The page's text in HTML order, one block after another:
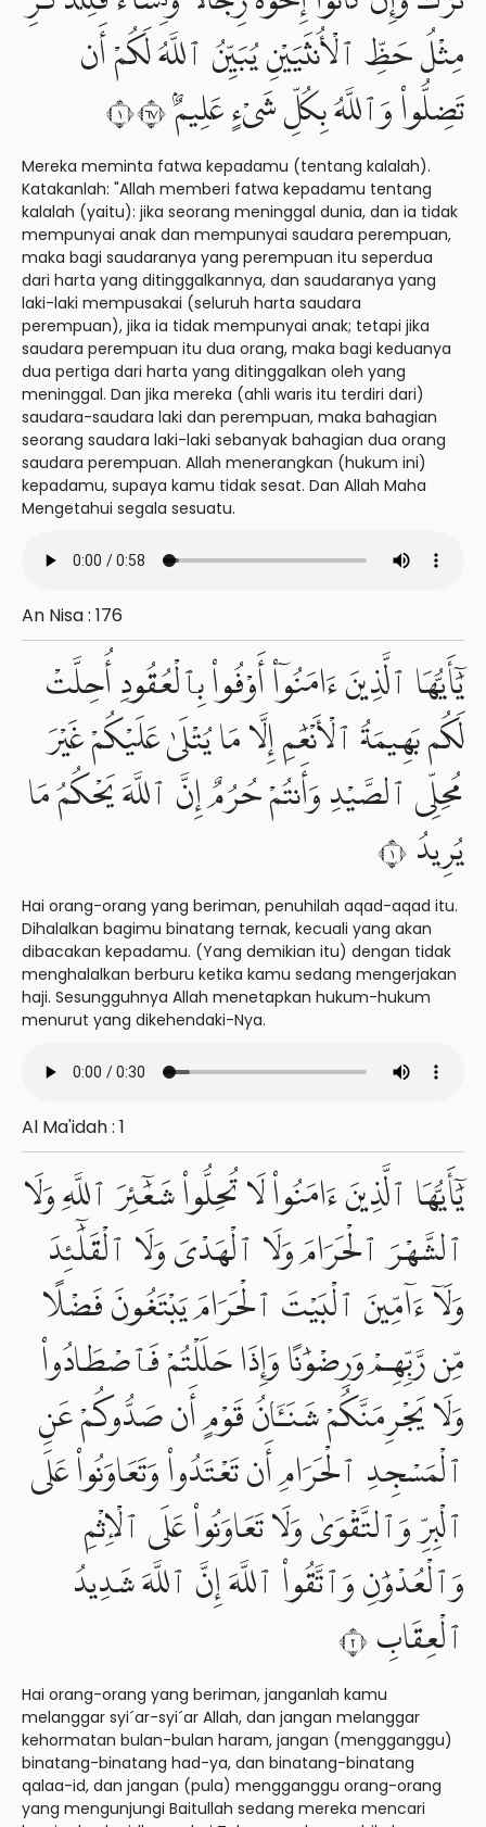
مِثْلُ حَظِّ ٱلْأُنثَيَيْنِ يُبَيِّنُ ٱللَّهُ لَكُمْ أَن
تَضِلُّوا۟ وَٱللَّهُ بِكُلِّ شَىْءٍ عَلِيمٌۢ ١٧٦
Mereka meminta fatwa kepadamu (tentang kalalah).
Katakanlah: "Allah memberi fatwa kepadamu tentang
kalalah (yaitu): jika seorang meninggal dunia, dan ia tidak
mempunyai anak dan mempunyai saudara perempuan,
maka bagi saudaranya yang perempuan itu seperdua
dari harta yang ditinggalkannya, dan saudaranya yang
laki-laki mempusakai (seluruh harta saudara
perempuan), jika ia tidak mempunyai anak; tetapi jika
saudara perempuan itu dua orang, maka bagi keduanya
dua pertiga dari harta yang ditinggalkan oleh yang
meninggal. Dan jika mereka (ahli waris itu terdiri dari)
saudara-saudara laki dan perempuan, maka bahagian
seorang saudara laki-laki sebanyak bahagian dua orang
saudara perempuan. Allah menerangkan (hukum ini)
kepadamu, supaya kamu tidak sesat. Dan Allah Maha
Mengetahui segala sesuatu.
An Nisa : 176
يَٰٓأَيُّهَا ٱلَّذِينَ ءَامَنُوٓا۟ أَوْفُوا۟ بِٱلْعُقُودِ أُحِلَّتْ
لَكُم بَهِيمَةُ ٱلْأَنْعَٰمِ إِلَّا مَا يُتْلَىٰ عَلَيْكُمْ غَيْرَ
مُحِلِّى ٱلصَّيْدِ وَأَنتُمْ حُرُمٌ إِنَّ ٱللَّهَ يَحْكُمُ مَا
يُرِيدُ ١
Hai orang-orang yang beriman, penuhilah aqad-aqad itu.
Dihalalkan bagimu binatang ternak, kecuali yang akan
dibacakan kepadamu. (Yang demikian itu) dengan tidak
menghalalkan berburu ketika kamu sedang mengerjakan
haji. Sesungguhnya Allah menetapkan hukum-hukum
menurut yang dikehendaki-Nya.
Al Ma'idah : 1
يَٰٓأَيُّهَا ٱلَّذِينَ ءَامَنُوا۟ لَا تُحِلُّوا۟ شَعَٰٓئِرَ ٱللَّهِ وَلَا
ٱلشَّهْرَ ٱلْحَرَامَ وَلَا ٱلْهَدْىَ وَلَا ٱلْقَلَٰٓئِدَ
وَلَآ ءَآمِّينَ ٱلْبَيْتَ ٱلْحَرَامَ يَبْتَغُونَ فَضْلًا
مِّن رَّبِّهِمْ وَرِضْوَٰنًا وَإِذَا حَلَلْتُمْ فَٱصْطَادُوا۟
وَلَا يَجْرِمَنَّكُمْ شَنَـَٔانُ قَوْمٍ أَن صَدُّوكُمْ عَنِ
ٱلْمَسْجِدِ ٱلْحَرَامِ أَن تَعْتَدُوا۟ وَتَعَاوَنُوا۟ عَلَى
ٱلْبِرِّ وَٱلتَّقْوَىٰ وَلَا تَعَاوَنُوا۟ عَلَى ٱلْإِثْمِ
وَٱلْعُدْوَٰنِ وَٱتَّقُوا۟ ٱللَّهَ إِنَّ ٱللَّهَ شَدِيدُ
ٱلْعِقَابِ ٢
Hai orang-orang yang beriman, janganlah kamu
melanggar syi´ar-syi´ar Allah, dan jangan melanggar
kehormatan bulan-bulan haram, jangan (mengganggu)
binatang-binatang had-ya, dan binatang-binatang
qalaa-id, dan jangan (pula) mengganggu orang-orang
yang mengunjungi Baitullah sedang mereka mencari